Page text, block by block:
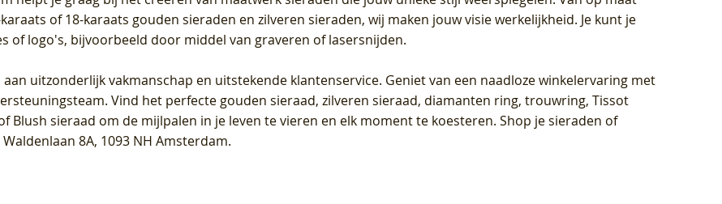
of 18-karaats gouden sieraden en zilveren sieraden, wij maken jouw visie werkelijkheid. Je kunt je
of logo's, bijvoorbeeld door middel van graveren of lasersnijden.
aan uitzonderlijk vakmanschap en uitstekende klantenservice. Geniet van een naadloze winkelervaring met
Vind het perfecte gouden sieraad, zilveren sieraad, diamanten ring, trouwring, Tissot
Blush sieraad om de mijlpalen in je leven te vieren en elk moment te koesteren. Shop je sieraden of
8A, 1093 NH Amsterdam.